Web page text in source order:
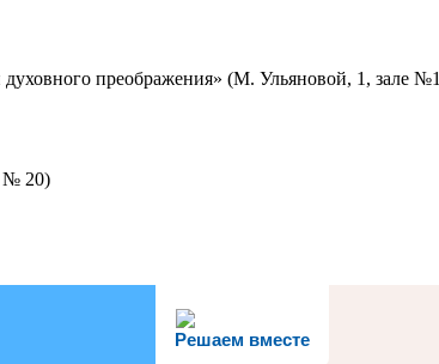
преображения» (М. Ульяновой, 1, зале
№ 20)
Решаем вместе